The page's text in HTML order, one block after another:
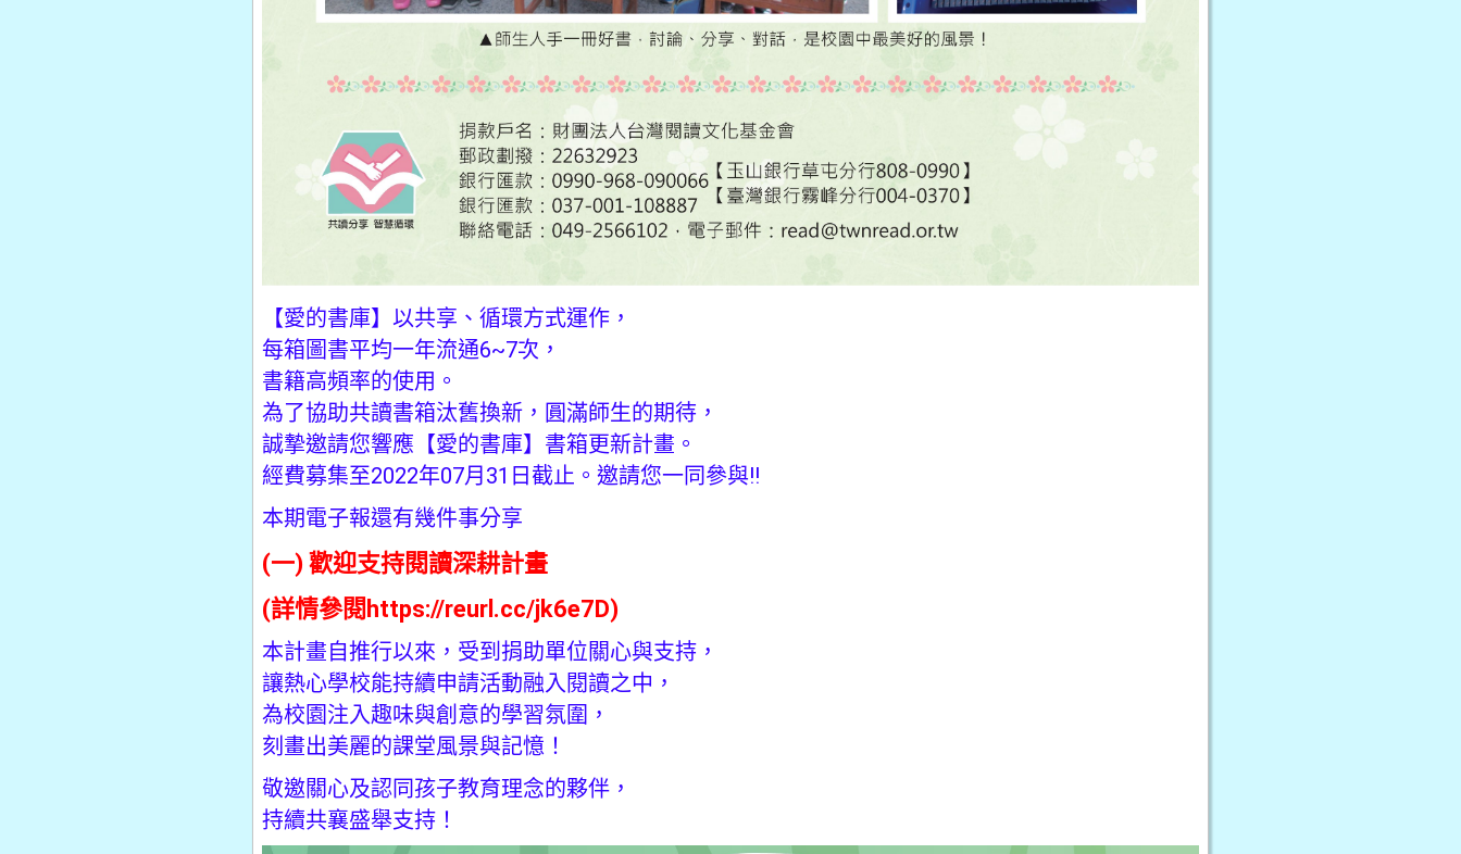
【愛的書庫】以共享、循環方式運作，
每箱圖書平均一年流通6~7次，
書籍高頻率的使用。
為了協助共讀書箱汰舊換新，圓滿師生的期待，
誠摯邀請您響應【愛的書庫】書箱更新計畫。
經費募集至2022年07月31日截止。邀請您一同參與!!
本期電子報還有幾件事分享
(一) 歡迎支持閱讀深耕計畫
(詳情參閱 https://reurl.cc/jk6e7D)
本計畫自推行以來，受到捐助單位關心與支持，
讓熱心學校能持續申請活動融入閱讀之中，
為校園注入趣味與創意的學習氛圍，
刻畫出美麗的課堂風景與記憶！
敬邀關心及認同孩子教育理念的夥伴，
持續共襄盛舉支持！